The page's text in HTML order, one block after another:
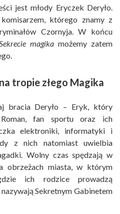
jest młody Eryczek Deryło.
którego znamy z
Czornyja. W końcu
magikamożemy zatem
tropie złego Magika
bracia Deryło – Eryk, który
fan sportu oraz ich
elektroniki, informatyki i
z nich natomiast uwielbia
Wolny czas spędzają w
obrzeżach miasta, w którym
ich rodzice prowadzą
Sekretnym Gabinetem